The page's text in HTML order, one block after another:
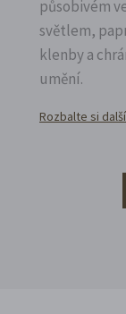
působivém
světlem,
klenby a
umění.
Rozbalte si